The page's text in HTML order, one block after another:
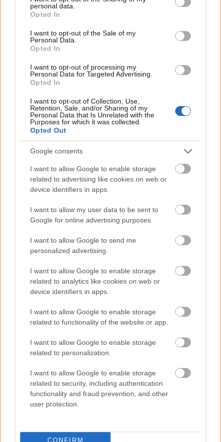
grant or deny consent to Google and its third-party tags to
use your data for below specified purposes in below Google
consent section.
personal data.
Opted In
I want to opt-out of the Sale of my
Personal Data.
Opted In
I want to opt-out of processing my
Personal Data for Targeted Advertising.
Opted In
I want to opt-out of Collection, Use,
Retention, Sale, and/or Sharing of my
Personal Data that Is Unrelated with the
Purposes for which it was collected.
Opted Out
Google consents
I want to allow Google to enable storage
related to advertising like cookies on web or
device identifiers in apps.
I want to allow my user data to be sent to
Google for online advertising purposes.
I want to allow Google to send me
personalized advertising.
I want to allow Google to enable storage
related to analytics like cookies on web or
device identifiers in apps.
I want to allow Google to enable storage
related to functionality of the website or app.
I want to allow Google to enable storage
related to personalization.
I want to allow Google to enable storage
related to security, including authentication
functionality and fraud prevention, and other
user protection.
CONFIRM
sehova. Ha piros országból megyek vissza, akkor 10
nap karantén, aminek bele kell férnie a szabiba /
számok, bármikor piros lehet és az szívás, és ezért
végül holnap megyünk vissza. Jó, kibírjuk, de azért a
betettek az egész norvég projektünknek, ami azon
alapult, hogy majd rendszeresen hazajárunk meg
minden hétvégén más jön ki minket meglátogatni,
aha. Amúgy nemmegmondtam 2017-ben
majd visszahúzzák a vasfüggönyt és nem lehet csak
úgy utazgatni? Ugyanitt azt is megmondtam, hogy
majd tetováltatok egy cikláment a bokámra és
Norvégiába költözöm, szóval jobb, ha mindent
elhisztek nekem ezentúl.
A munkahelyem "ajánlása" alapján csak akkor utazz
külföldre, ha feltétlenül szükséges. Ha zöld országba
vitatni a legközelebbi főnököddel az utazás feltétlen